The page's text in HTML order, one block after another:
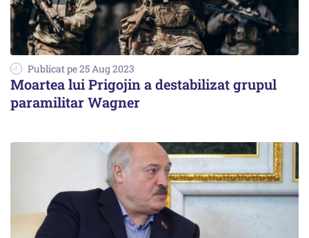
Publicat pe 25 Aug 2023
Moartea lui Prigojin a destabilizat grupul
paramilitar Wagner